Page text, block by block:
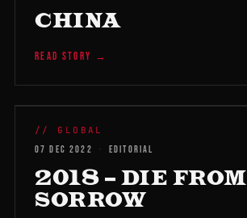
CHINA
READ STORY →
WMB 2026
// GLOBAL
07 DEC 2022 · EDITORIAL
2018 – DIE FROM
SORROW